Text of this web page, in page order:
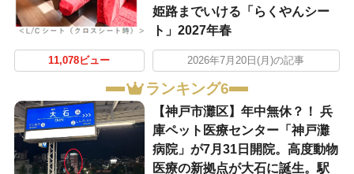
姫路までいける「らくやんシー
ト」2027年春
11,078ビュー 2026年7月20日(月)の記事
ランキング6
【神戸市灘区】年中無休？！ 兵
庫ペット医療センター「神戸灘
病院」が7月31日開院。高度動物
医療の新拠点が大石に誕生。駅